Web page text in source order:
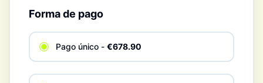
Forma de pago
Pago único - €678.90